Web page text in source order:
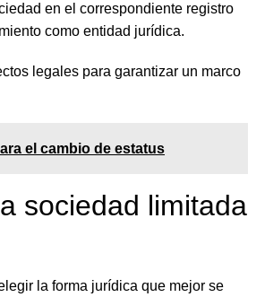
en el correspondiente registro
como entidad jurídica.
legales para garantizar un marco
el cambio de estatus
sociedad limitada
la forma jurídica que mejor se